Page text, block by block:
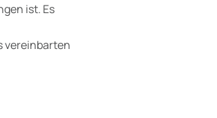
ist. Es
vereinbarten